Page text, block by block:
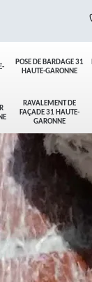
POSE DE BARDAGE 31
HAUTE-GARONNE
RAVALEMENT DE
FAÇADE 31 HAUTE-
GARONNE